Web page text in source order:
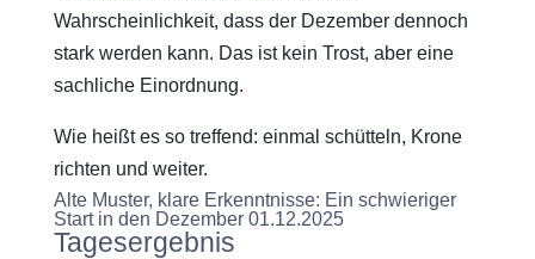
Wahrscheinlichkeit, dass der Dezember dennoch
stark werden kann. Das ist kein Trost, aber eine
sachliche Einordnung.
Wie heißt es so treffend: einmal schütteln, Krone
richten und weiter.
Alte Muster, klare Erkenntnisse: Ein schwieriger
Start in den Dezember 01.12.2025
Tagesergebnis